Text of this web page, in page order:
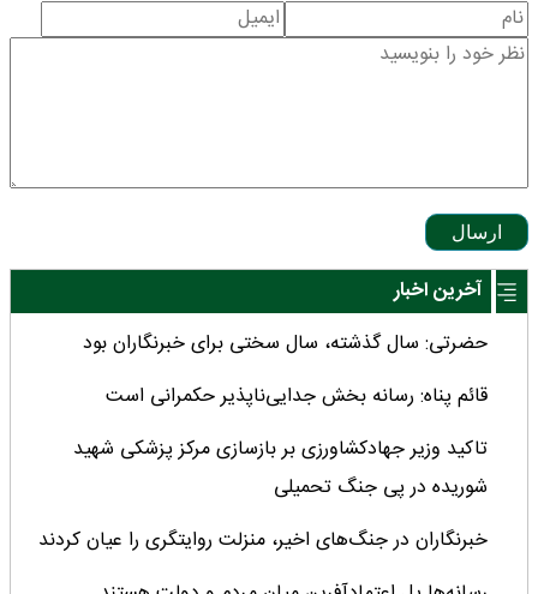
ارسال
آخرین اخبار
حضرتی: سال گذشته، سال سختی برای خبرنگاران بود
قائم پناه: رسانه بخش جدایی‌ناپذیر حکمرانی است
تاکید وزیر جهادکشاورزی بر بازسازی مرکز پزشکی شهید
شوریده در پی جنگ تحمیلی
خبرنگاران در جنگ‌های اخیر، منزلت روایتگری را عیان کردند